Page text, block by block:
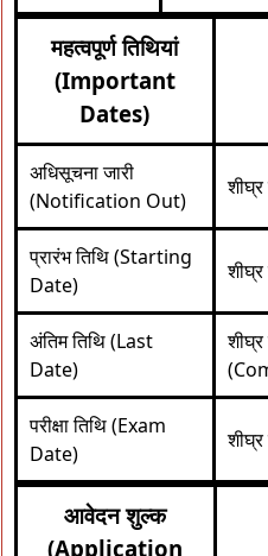
महत्वपूर्ण तिथियां
(Important
Dates)
अधिसूचना जारी
(Notification Out)
प्रारंभ तिथि (Starting
Date)
अंतिम तिथि (Last
Date)
परीक्षा तिथि (Exam
Date)
आवेदन शुल्क
(Application